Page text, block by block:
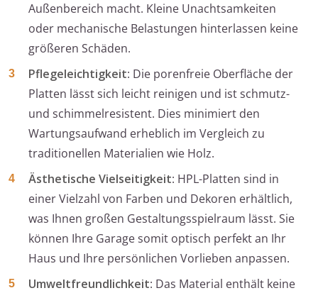
Außenbereich macht. Kleine Unachtsamkeiten
oder mechanische Belastungen hinterlassen keine
größeren Schäden.
Pflegeleichtigkeit: Die porenfreie Oberfläche der
Platten lässt sich leicht reinigen und ist schmutz-
und schimmelresistent. Dies minimiert den
Wartungsaufwand erheblich im Vergleich zu
traditionellen Materialien wie Holz.
Ästhetische Vielseitigkeit: HPL-Platten sind in
einer Vielzahl von Farben und Dekoren erhältlich,
was Ihnen großen Gestaltungsspielraum lässt. Sie
können Ihre Garage somit optisch perfekt an Ihr
Haus und Ihre persönlichen Vorlieben anpassen.
Umweltfreundlichkeit: Das Material enthält keine